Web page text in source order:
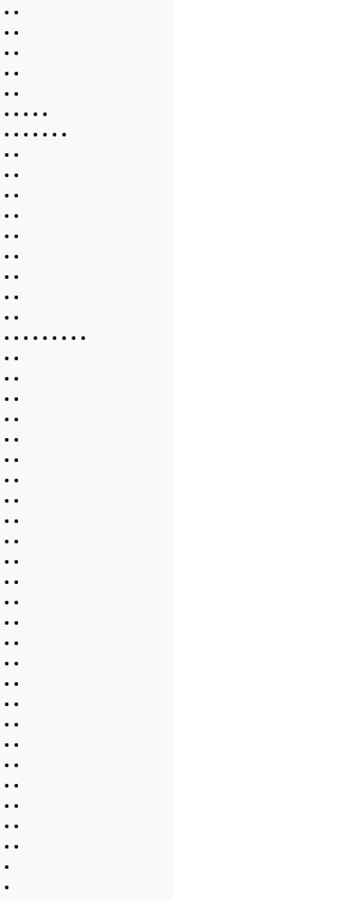
• •
• •
• •
• •
• •
• • • • •
• • • • • • •
• •
• •
• •
• •
• •
• •
• •
• •
• •
• • • • • • • • •
• •
• •
• •
• •
• •
• •
• •
• •
• •
• •
• •
• •
• •
• •
• •
• •
• •
• •
• •
• •
• •
• •
• •
• •
• •
•
•